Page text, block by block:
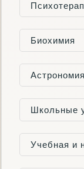
Биохимия
Школьные
Учебная и